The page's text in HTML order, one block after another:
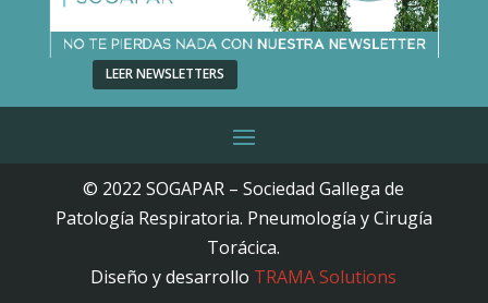
LEER NEWSLETTERS
© 2022 SOGAPAR – Sociedad Gallega de
Patología Respiratoria. Pneumología y Cirugía
Torácica.
Diseño y desarrollo TRAMA Solutions